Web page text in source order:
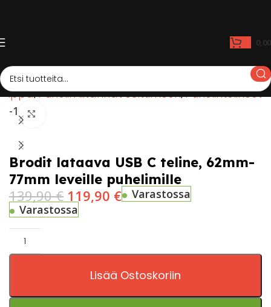
Puhelin liitännät soittimeen Puhelintelineet
-14%
Brodit lataava USB C teline, 62mm-
77mm leveille puhelimille
139,90€ 119,90 €
Varastossa
Varastossa
Lisää Ostoskoriin